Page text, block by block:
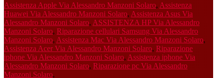
Assistenza Apple Via Alessandro Manzoni Solaro, Assistenza
Huawei Via Alessandro Manzoni Solaro, Assistenza Asus Via
Alessandro Manzoni Solaro, ASSISTENZA HP Via Alessandro
Manzoni Solaro, Riparazione cellulari Samsung Via Alessandro
Manzoni Solaro, Assistenza Mac Via Alessandro Manzoni Solaro,
Assistenza Acer Via Alessandro Manzoni Solaro, Riparazione
iphone Via Alessandro Manzoni Solaro, Assistenza iphone Via
Alessandro Manzoni Solaro, Riparazione pc Via Alessandro
Manzoni Solaro,